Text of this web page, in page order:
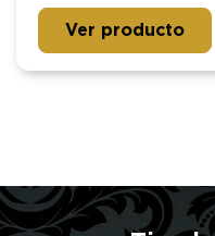
Ver producto